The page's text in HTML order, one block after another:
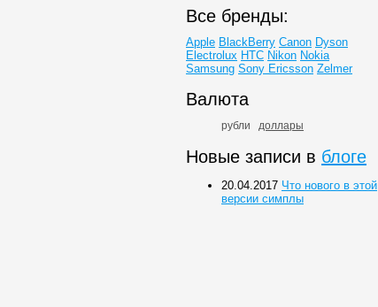
Все бренды:
Apple BlackBerry Canon Dyson
Electrolux HTC Nikon Nokia
Samsung Sony Ericsson Zelmer
Валюта
рубли доллары
Новые записи в блоге
20.04.2017 Что нового в этой
версии симплы